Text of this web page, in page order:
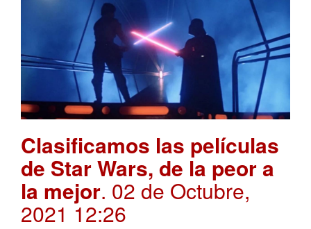
Clasificamos las películas
de Star Wars, de la peor a
la mejor. 02 de Octubre,
2021 12:26